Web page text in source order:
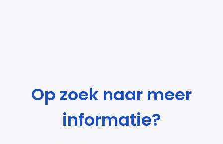
Op zoek naar meer
informatie?